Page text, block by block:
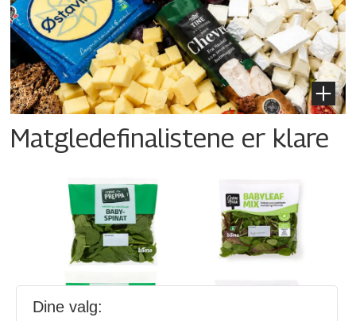
Matgledefinalistene er klare
Dine valg: